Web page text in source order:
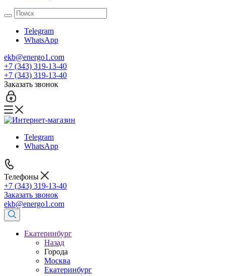
Telegram
WhatsApp
ekb@energo1.com
+7 (343) 319-13-40
+7 (343) 319-13-40
Заказать звонок
Telegram
WhatsApp
Телефоны
+7 (343) 319-13-40
Заказать звонок
ekb@energo1.com
Екатеринбург
Назад
Города
Москва
Екатеринбург